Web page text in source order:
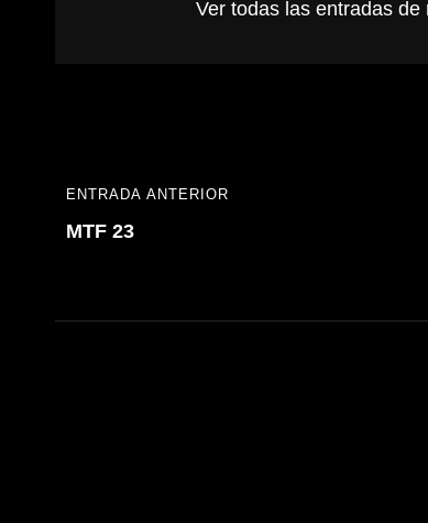
Ver todas las entradas de
Navegación
de
ENTRADA
ANTERIOR
ENTRADA ANTERIOR
MTF 23